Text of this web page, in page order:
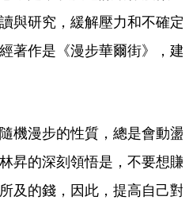
與研究，緩解壓力和不確定
著作是《漫步華爾街》，建
機漫步的性質，總是會動盪
昇的深刻領悟是，不要想賺
及的錢，因此，提高自己對